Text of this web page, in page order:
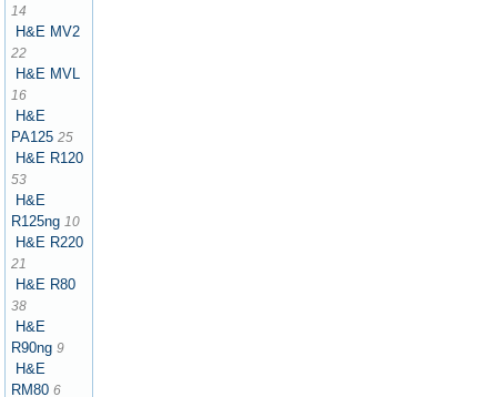
14
H&E MV2
22
H&E MVL
16
H&E
PA125 25
H&E R120
53
H&E
R125ng 10
H&E R220
21
H&E R80
38
H&E
R90ng 9
H&E
RM80 6